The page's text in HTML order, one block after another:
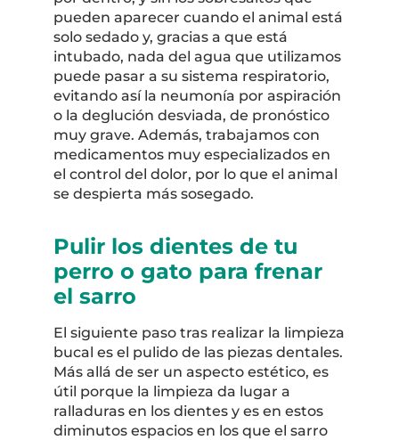
pueden aparecer cuando el animal está
solo sedado y, gracias a que está
intubado, nada del agua que utilizamos
puede pasar a su sistema respiratorio,
evitando así la neumonía por aspiración
o la deglución desviada, de pronóstico
muy grave. Además, trabajamos con
medicamentos muy especializados en
el control del dolor, por lo que el animal
se despierta más sosegado.
Pulir los dientes de tu
perro o gato para frenar
el sarro
El siguiente paso tras realizar la limpieza
bucal es el pulido de las piezas dentales.
Más allá de ser un aspecto estético, es
útil porque la limpieza da lugar a
ralladuras en los dientes y es en estos
diminutos espacios en los que el sarro